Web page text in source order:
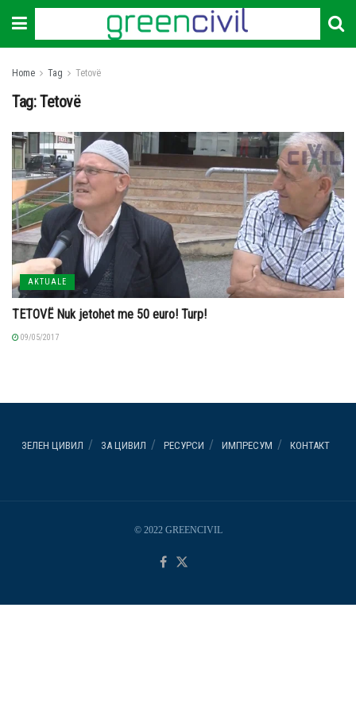
Home Tag Tetovë
Tag:Tetovë
AKTUALE
TETOVË Nuk jetohet me 50 euro! Turp!
09/05/2017
ЗЕЛЕН ЦИВИЛ ЗА ЦИВИЛ РЕСУРСИ ИМПРЕСУМ КОНТАКТ
© 2022 GREENCIVIL